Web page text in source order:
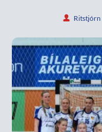
Ritstjórn